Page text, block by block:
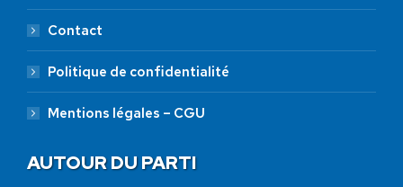
Contact
Politique de confidentialité
Mentions légales – CGU
AUTOUR DU PARTI